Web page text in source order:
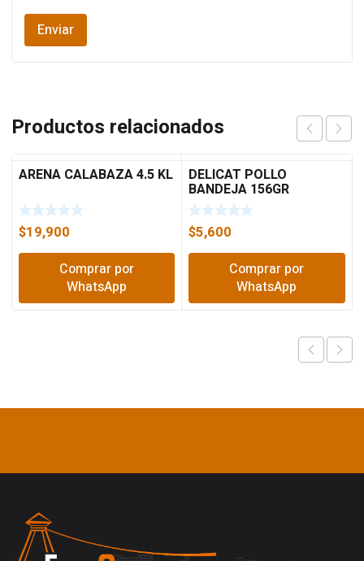
Productos relacionados
ARENA CALABAZA 4.5 KL
$19,900
Comprar por
WhatsApp
DELICAT POLLO
BANDEJA 156GR
$5,600
Comprar por
WhatsApp